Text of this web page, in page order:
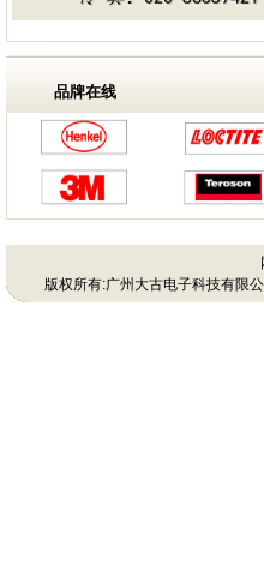
品牌在线
版权所有:广州大古电子科技有限